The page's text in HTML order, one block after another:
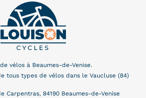
vélos à Beaumes-de-Venise.
tous types de vélos dans le Vaucluse (84)
Carpentras, 84190 Beaumes-de-Venise